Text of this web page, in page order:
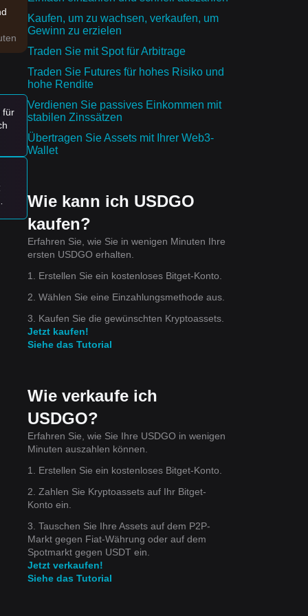
für
Kaufen, um zu wachsen, verkaufen, um
Gewinn zu erzielen
Traden Sie mit Spot für Arbitrage
Traden Sie Futures für hohes Risiko und
hohe Rendite
Verdienen Sie passives Einkommen mit
stabilen Zinssätzen
Übertragen Sie Assets mit Ihrer Web3-
Wallet
Wie kann ich USDGO
kaufen?
Erfahren Sie, wie Sie in wenigen Minuten Ihre
ersten USDGO erhalten.
1. Erstellen Sie ein kostenloses Bitget-Konto.
2. Wählen Sie eine Einzahlungsmethode aus.
3. Kaufen Sie die gewünschten Kryptoassets.
Jetzt kaufen!
Siehe das Tutorial
Wie verkaufe ich
USDGO?
Erfahren Sie, wie Sie Ihre USDGO in wenigen
Minuten auszahlen können.
1. Erstellen Sie ein kostenloses Bitget-Konto.
2. Zahlen Sie Kryptoassets auf Ihr Bitget-
Konto ein.
3. Tauschen Sie Ihre Assets auf dem P2P-
Markt gegen Fiat-Währung oder auf dem
Spotmarkt gegen USDT ein.
Jetzt verkaufen!
Siehe das Tutorial